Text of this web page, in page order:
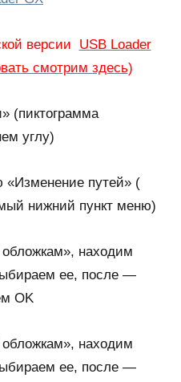
версии USB Loader
смотрим здесь)
(пиктограмма
углу)
«Изменение путей» (
нижний пункт меню)
находим
ее, после —
OK
находим
ее, после —